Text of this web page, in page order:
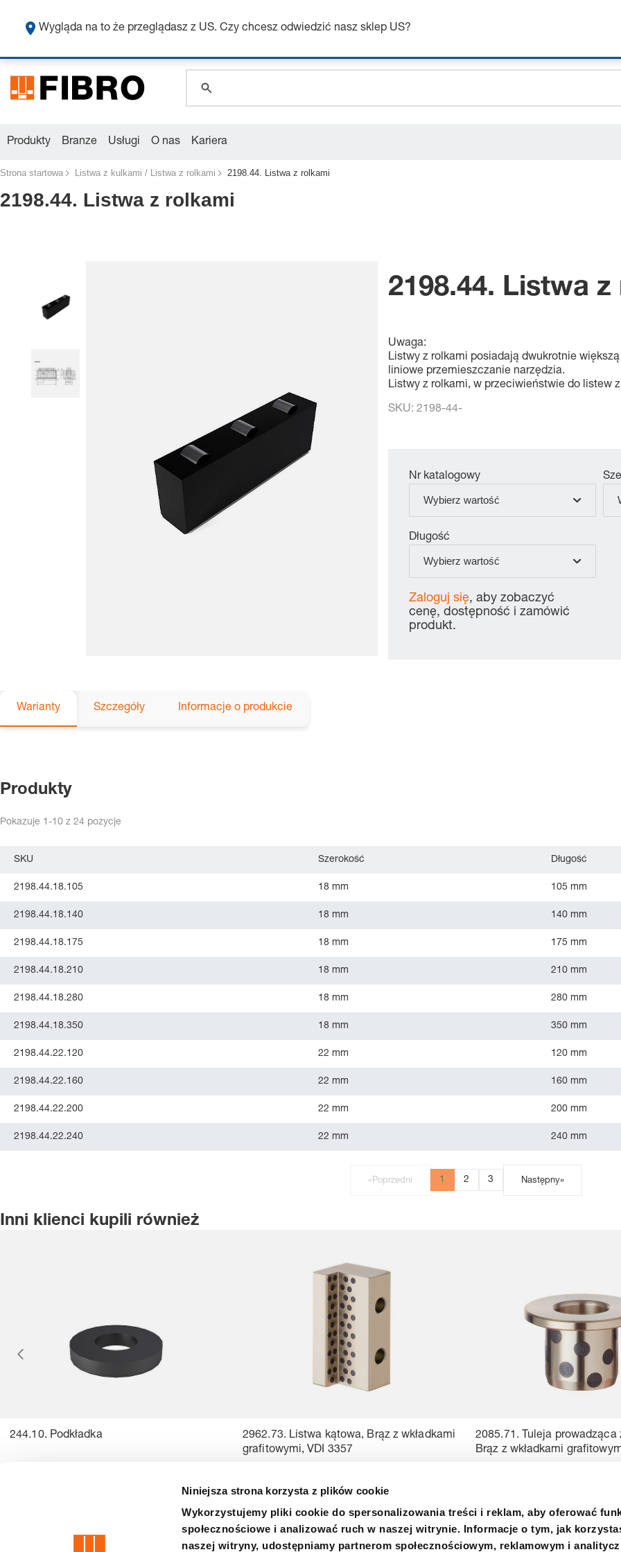
Niniejsza strona korzysta z plików cookie
Wykorzystujemy pliki cookie do spersonalizowania treści i reklam, aby oferować
społecznościowe i analizować ruch w naszej witrynie. Informacje o tym, jak
naszej witryny, udostępniamy partnerom społecznościowym, reklamowym i
global.search.placeholder.category
Produkty Branze Usługi O nas Kariera
Strona startowa Listwa z kulkami / Listwa z rolkami 2198.44. Listwa z rolkami
2198.44. Listwa z rolkami
2198.44. Listwa
Uwaga:
Listwy z rolkami posiadają dwukrotnie
liniowe przemieszczanie narzędzia.
Listwy z rolkami, w przeciwieństwie do listew
SKU:2198-44-
Nr katalogowy
Wybierz wartość
Długość
Wybierz wartość
Zaloguj się, aby zobaczyć
cenę, dostępność i zamówić
produkt.
Warianty Szczegóły Informacje o produkcie
Produkty
Pokazuje 1-10 z 24 pozycje
SKU Szerokość Długość
2198.44.18.105 18 mm 105 mm
2198.44.18.140 18 mm 140 mm
2198.44.18.175 18 mm 175 mm
2198.44.18.210 18 mm 210 mm
2198.44.18.280 18 mm 280 mm
2198.44.18.350 18 mm 350 mm
2198.44.22.120 22 mm 120 mm
2198.44.22.160 22 mm 160 mm
2198.44.22.200 22 mm 200 mm
2198.44.22.240 22 mm 240 mm
«Poprzedni 1 2 3 Następny»
Inni klienci kupili również
244.10. Podkładka
2962.73. Listwa kątowa, Brąz z wkładkami
grafitowymi, VDI 3357
2085.71. Tuleja prowadząca
Brąz z wkładkami
precision is our standard
Wygląda na to że przeglądasz z US. Czy chcesz odwiedzić nasz sklep US?